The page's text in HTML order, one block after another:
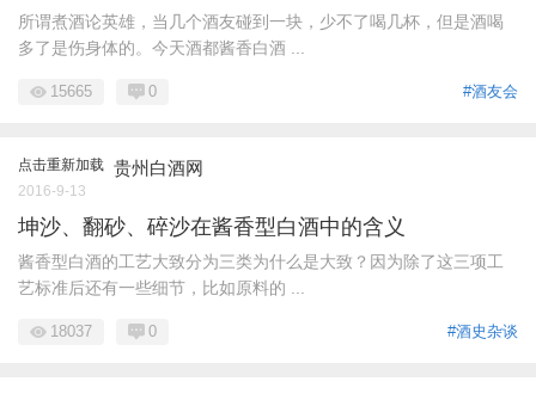
所谓煮酒论英雄，当几个酒友碰到一块，少不了喝几杯，但是酒喝
多了是伤身体的。今天酒都酱香白酒 ...
#酒友会
15665 0
点击重新加载 贵州白酒网
2016-9-13
坤沙、翻砂、碎沙在酱香型白酒中的含义
酱香型白酒的工艺大致分为三类为什么是大致？因为除了这三项工
艺标准后还有一些细节，比如原料的 ...
#酒史杂谈
18037 0